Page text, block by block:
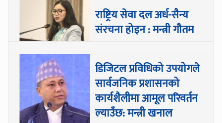
राष्ट्रिय सेवा दल अर्ध-सैन्य
संरचना होइन : मन्त्री गौतम
डिजिटल प्रविधिको उपयोगले
सार्वजनिक प्रशासनको
कार्यशैलीमा आमूल परिवर्तन
ल्याउँछ: मन्त्री खनाल